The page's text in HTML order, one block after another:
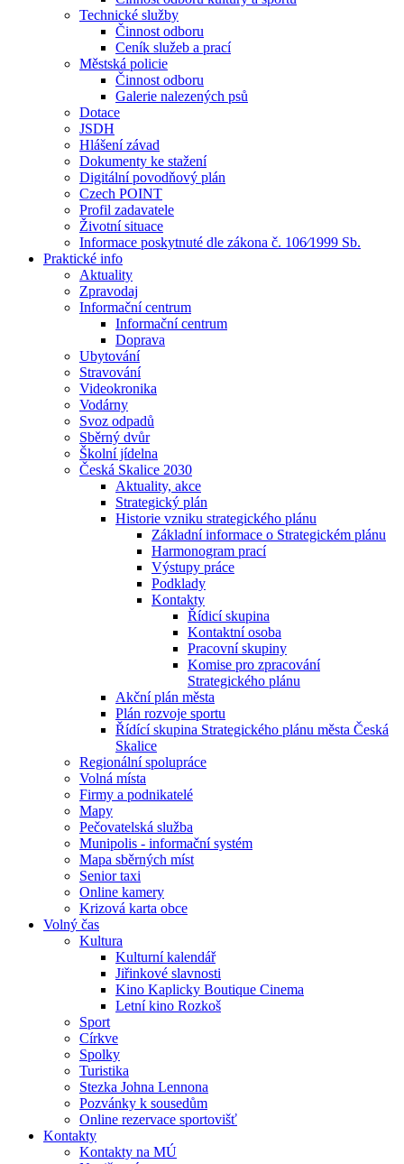
Technické služby
Činnost odboru
Ceník služeb a prací
Městská policie
Činnost odboru
Galerie nalezených psů
Dotace
JSDH
Hlášení závad
Dokumenty ke stažení
Digitální povodňový plán
Czech POINT
Profil zadavatele
Životní situace
Informace poskytnuté dle zákona č. 106⁄1999 Sb.
Praktické info
Aktuality
Zpravodaj
Informační centrum
Informační centrum
Doprava
Ubytování
Stravování
Videokronika
Vodárny
Svoz odpadů
Sběrný dvůr
Školní jídelna
Česká Skalice 2030
Aktuality, akce
Strategický plán
Historie vzniku strategického plánu
Základní informace o Strategickém plánu
Harmonogram prací
Výstupy práce
Podklady
Kontakty
Řídicí skupina
Kontaktní osoba
Pracovní skupiny
Komise pro zpracování
Strategického plánu
Akční plán města
Plán rozvoje sportu
Řídící skupina Strategického plánu města Česká
Skalice
Regionální spolupráce
Volná místa
Firmy a podnikatelé
Mapy
Pečovatelská služba
Munipolis - informační systém
Mapa sběrných míst
Senior taxi
Online kamery
Krizová karta obce
Volný čas
Kultura
Kulturní kalendář
Jiřinkové slavnosti
Kino Kaplicky Boutique Cinema
Letní kino Rozkoš
Sport
Církve
Spolky
Turistika
Stezka Johna Lennona
Pozvánky k sousedům
Online rezervace sportovišť
Kontakty
Kontakty na MÚ